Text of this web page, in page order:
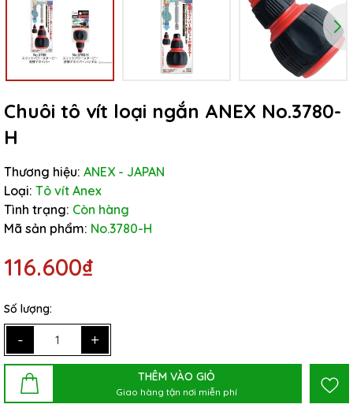
Chuôi tô vít loại ngắn ANEX No.3780-
H
Thương hiệu: ANEX - JAPAN
Loại: Tô vít Anex
Tình trạng: Còn hàng
Mã sản phẩm: No.3780-H
116.600₫
Số lượng:
- +
THÊM VÀO GIỎ
Giao hàng tận nơi miễn phí